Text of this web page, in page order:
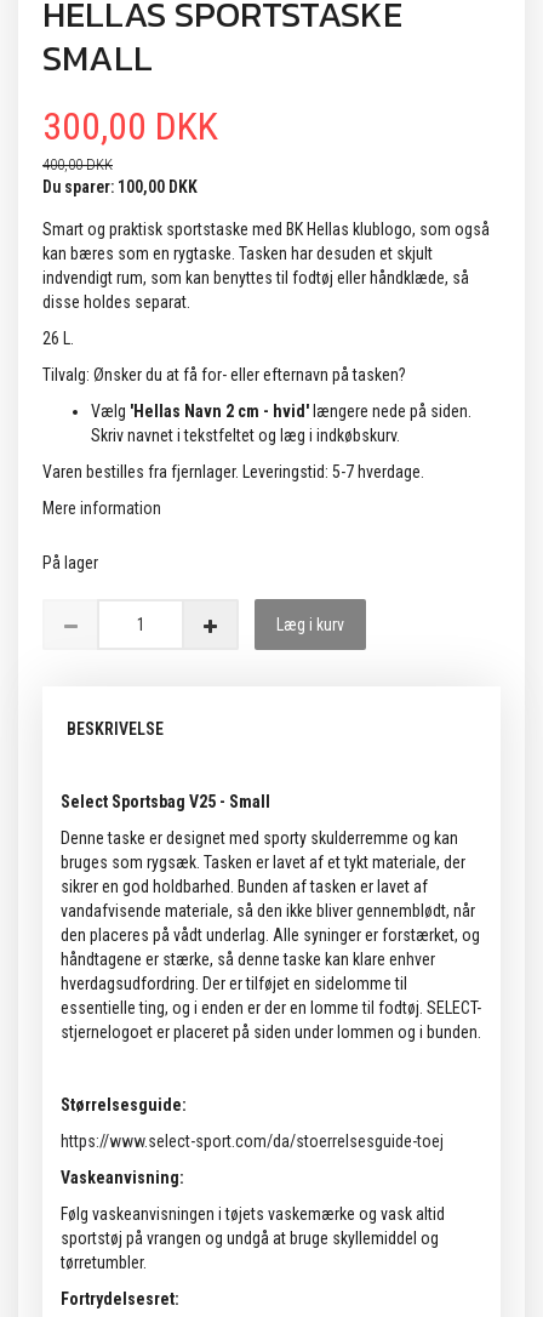
HELLAS SPORTSTASKE
SMALL
300,00 DKK
400,00 DKK
Du sparer: 100,00 DKK
Smart og praktisk sportstaske med BK Hellas klublogo, som også
kan bæres som en rygtaske. Tasken har desuden et skjult
indvendigt rum, som kan benyttes til fodtøj eller håndklæde, så
disse holdes separat.
26 L.
Tilvalg: Ønsker du at få for- eller efternavn på tasken?
Vælg 'Hellas Navn 2 cm - hvid' længere nede på siden.
Skriv navnet i tekstfeltet og læg i indkøbskurv.
Varen bestilles fra fjernlager. Leveringstid: 5-7 hverdage.
Mere information
På lager
Læg i kurv
BESKRIVELSE
Select Sportsbag V25 - Small
Denne taske er designet med sporty skulderremme og kan
bruges som rygsæk. Tasken er lavet af et tykt materiale, der
sikrer en god holdbarhed. Bunden af tasken er lavet af
vandafvisende materiale, så den ikke bliver gennemblødt, når
den placeres på vådt underlag. Alle syninger er forstærket, og
håndtagene er stærke, så denne taske kan klare enhver
hverdagsudfordring. Der er tilføjet en sidelomme til
essentielle ting, og i enden er der en lomme til fodtøj. SELECT-
stjernelogoet er placeret på siden under lommen og i bunden.
Størrelsesguide:
https://www.select-sport.com/da/stoerrelsesguide-toej
Vaskeanvisning:
Følg vaskeanvisningen i tøjets vaskemærke og vask altid
sportstøj på vrangen og undgå at bruge skyllemiddel og
tørretumbler.
Fortrydelsesret: